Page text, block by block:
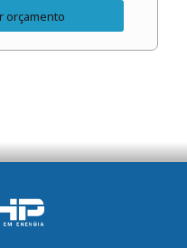
de saída do
independente
[…]
orçamento